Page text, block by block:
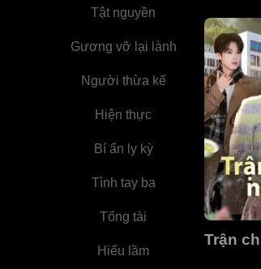
Tật nguyền
Gương vỡ lại lành
Người thừa kế
Hiện thực
Bí ẩn ly kỳ
Tình tay ba
Tổng tài
Hiểu lầm
Trận